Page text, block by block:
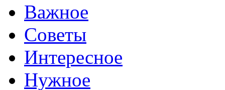
Важное
Советы
Интересное
Нужное